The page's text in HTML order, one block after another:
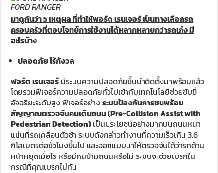
FORD RANGER
มาดูกันว่า 5 เหตุผล ที่ทำให้ฟอร์ด เรนเจอร์ เป็นทางเลือกรถ
ครอบครัวที่ตอบโจทย์การใช้งานได้หลากหลายกว่ารถเก๋ง มี
อะไรบ้าง
ปลอดภัย ไร้กังวล
ฟอร์ด เรนเจอร์ มีระบบความปลอดภัยชั้นนำติดตั้งมาพร้อมแล้ว
โดยรวมฟีเจอร์ความปลอดภัยทั่วไปเข้ากับเทคโนโลยีช่วยขับขี่
อัจฉริยะระดับสูง ฟีเจอร์อย่างระบบป้องกันการชนพร้อม
สัญญาณตรวจจับคนเดินถนน (Pre-Collision Assist with
Pedestrian Detection) เป็นประโยชน์อย่างมากบนถนนหนา
แน่นที่รถเคลื่อนตัวช้า ระบบดังกล่าวทำงานที่ความเร็วเกิน 3.6
กิโลเมตรต่อชั่วโมงขึ้นไป และออกแบบมาให้ตรวจจับได้ว่ารถด้าน
หน้าหยุดเมื่อไร หรือมีคนข้ามถนนหรือไม่ ระบบจะช่วยเบรกใน
กรณีที่คุณเบรกไม่ทัน